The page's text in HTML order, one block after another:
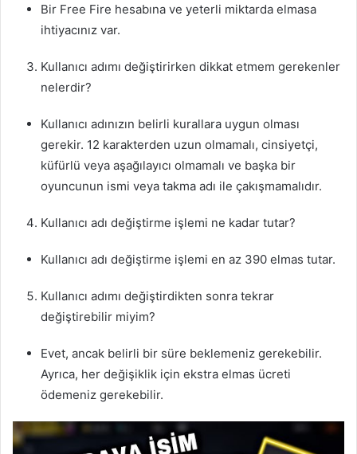
Bir Free Fire hesabına ve yeterli miktarda elmasa
ihtiyacınız var.
Kullanıcı adımı değiştirirken dikkat etmem gerekenler
nelerdir?
Kullanıcı adınızın belirli kurallara uygun olması
gerekir. 12 karakterden uzun olmamalı, cinsiyetçi,
küfürlü veya aşağılayıcı olmamalı ve başka bir
oyuncunun ismi veya takma adı ile çakışmamalıdır.
Kullanıcı adı değiştirme işlemi ne kadar tutar?
Kullanıcı adı değiştirme işlemi en az 390 elmas tutar.
Kullanıcı adımı değiştirdikten sonra tekrar
değiştirebilir miyim?
Evet, ancak belirli bir süre beklemeniz gerekebilir.
Ayrıca, her değişiklik için ekstra elmas ücreti
ödemeniz gerekebilir.